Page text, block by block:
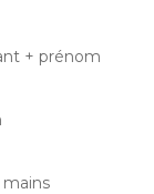
+ prénom